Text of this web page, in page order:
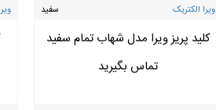
ویرا الکتریک سفید
کلید پریز ویرا مدل شهاب تمام سفید